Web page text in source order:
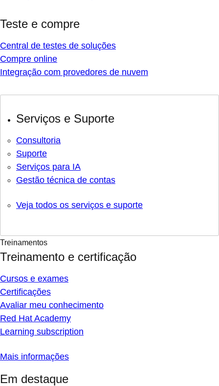
Teste e compre
Central de testes de soluções
Compre online
Integração com provedores de nuvem
Serviços e Suporte
Consultoria
Suporte
Serviços para IA
Gestão técnica de contas
Veja todos os serviços e suporte
Treinamentos
Treinamento e certificação
Cursos e exames
Certificações
Avaliar meu conhecimento
Red Hat Academy
Learning subscription
Mais informações
Em destaque